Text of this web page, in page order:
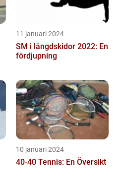
11 januari 2024
SM i längdskidor 2022: En
fördjupning
10 januari 2024
40-40 Tennis: En Översikt